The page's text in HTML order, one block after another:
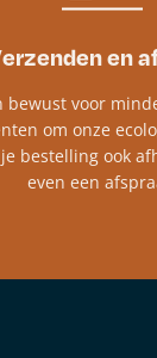
en
bewust voor
om onze
bestelling ook
even een